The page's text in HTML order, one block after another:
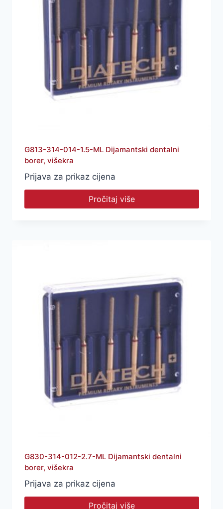
G813-314-014-1.5-ML Dijamantski dentalni
borer, višekra
Prijava za prikaz cijena
Pročitaj više
G830-314-012-2.7-ML Dijamantski dentalni
borer, višekra
Prijava za prikaz cijena
Pročitaj više